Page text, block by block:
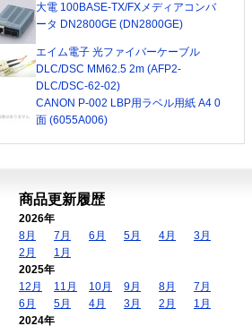
大電 100BASE-TX/FXメディアコンバ
ータ DN2800GE (DN2800GE)
エイム電子 光ファイバーケーブル
DLC/DSC MM62.5 2m (AFP2-
DLC/DSC-62-02)
CANON P-002 LBP用ラベル用紙 A4 0
面 (6055A006)
商品更新履歴
2026年
8月
7月 6月 5月 4月
3月
2月
1月
2025年
12月
11月 10月 9月 8月
7月
6月
5月 4月 3月 2月
1月
2024年